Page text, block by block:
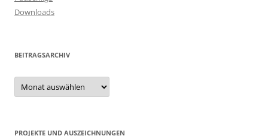
Downloads
BEITRAGSARCHIV
Beitragsarchiv
PROJEKTE UND AUSZEICHNUNGEN